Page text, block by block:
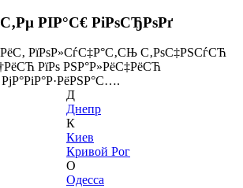
РІР°С€ РіРѕСЂРѕРґ
РїРѕР»СѓС‡Р°С‚СЊ С‚РѕС‡РЅСѓСЋ
РїРѕ РЅР°Р»РёС‡РёСЋ
Д
Днепр
К
Киев
Кривой Рог
О
Одесса